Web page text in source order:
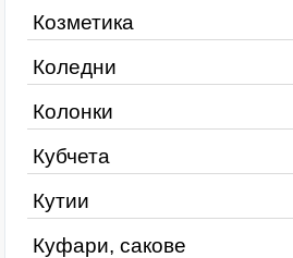
Козметика
Коледни
Колонки
Кубчета
Кутии
Куфари, сакове